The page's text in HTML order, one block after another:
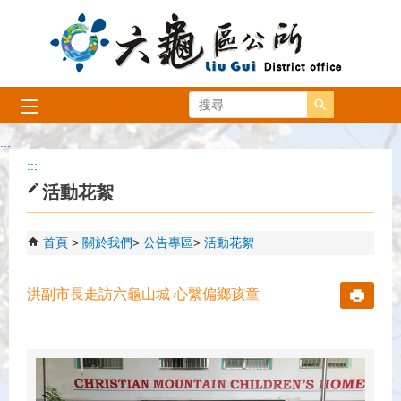
跳到主要內容區塊
搜尋
:::
:::
活動花絮
首頁 關於我們 公告專區 活動花絮
洪副市長走訪六龜山城 心繫偏鄉孩童